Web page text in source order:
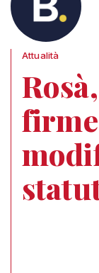
Attualità